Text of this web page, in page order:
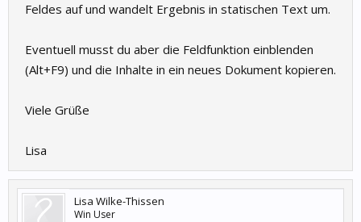
Feldes auf und wandelt Ergebnis in statischen Text um.
Eventuell musst du aber die Feldfunktion einblenden
(Alt+F9) und die Inhalte in ein neues Dokument kopieren.
Viele Grüße
Lisa
Lisa Wilke-Thissen
Win User